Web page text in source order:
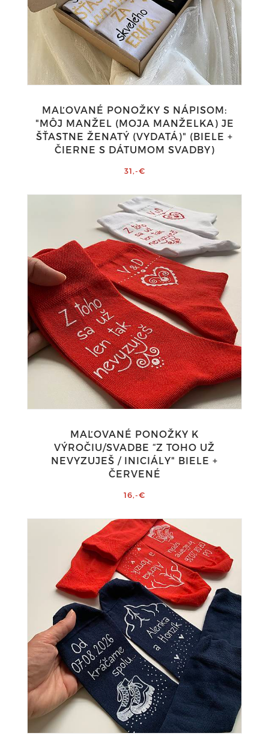
MAĽOVANÉ PONOŽKY S NÁPISOM:
"MÔJ MANŽEL (MOJA MANŽELKA) JE
ŠŤASTNE ŽENATÝ (VYDATÁ)" (BIELE +
ČIERNE S DÁTUMOM SVADBY)
31,-€
MAĽOVANÉ PONOŽKY K
VÝROČIU/SVADBE “Z TOHO UŽ
NEVYZUJEŠ / INICIÁLY" BIELE +
ČERVENÉ
16,-€